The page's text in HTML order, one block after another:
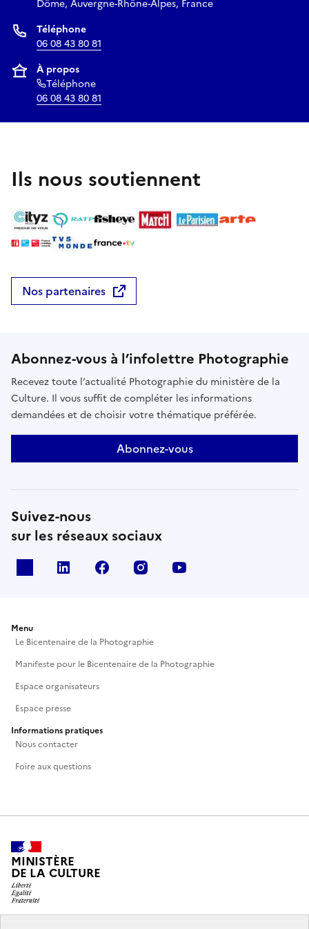
Dôme, Auvergne-Rhône-Alpes, France
Téléphone
06 08 43 80 81
À propos
Téléphone
06 08 43 80 81
Ils nous soutiennent
Nos partenaires
Abonnez-vous à l’infolettre Photographie
Recevez toute l’actualité Photographie du ministère de la
Culture. Il vous suffit de compléter les informations
demandées et de choisir votre thématique préférée.
Abonnez-vous
Suivez-nous
sur les réseaux sociaux
Linkedin Facebook Instagram
Menu
Le Bicentenaire de la Photographie
Manifeste pour le Bicentenaire de la Photographie
Espace organisateurs
Espace presse
Informations pratiques
Nous contacter
Foire aux questions
MINISTÈRE
DE LA CULTURE